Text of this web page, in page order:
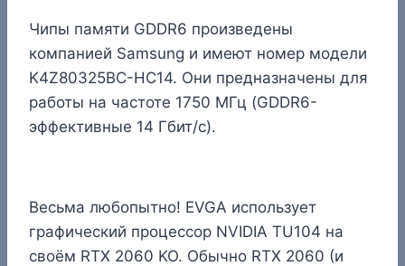
Чипы памяти GDDR6 произведены
компанией Samsung и имеют номер модели
K4Z80325BC-HC14. Они предназначены для
работы на частоте 1750 МГц (GDDR6-
эффективные 14 Гбит/с).
Весьма любопытно! EVGA использует
графический процессор NVIDIA TU104 на
своём RTX 2060 KO. Обычно RTX 2060 (и